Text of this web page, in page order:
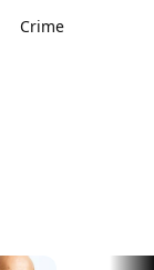
Crime